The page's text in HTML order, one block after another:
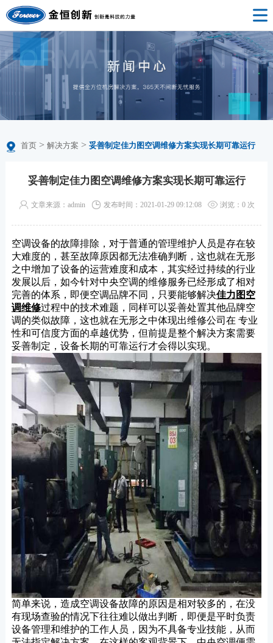
首页> 解决方案 > 妥善制定佳力图空调维修方案实现长期可靠运行
妥善制定佳力图空调维修方案实现长期可靠运行
文章来源：admin 发布时间：2021-01-29 09:12:08 浏览： 0次
空调设备的故障排除，对于普通的管理维护人员是存在较
大难度的，甚至故障原因都无法准确判断，这也就在无形
之中增加了设备的运营难度和成本，其实经过持续的行业
发展以后，如今针对中央空调的维修服务已经形成了相对
完善的体系，即便空调品牌不同，只要能够解决佳力图空
调维修过程中的技术难题，同样可以妥善处置其他品牌空
调的类似故障，这也就在无形之中体现出维修公司在 专业
性和可信度方面的卓越优势，但前提是整个解决方案需要
妥善制定，设备长期的可靠运行才会得以实现。
简单来说，造成空调设备故障的原因是相对较多的，在没
有现场查验的情况下往往难以做出判断，即便是平时负责
设备管理和维护的工作人员，因为不具备专业技能，从而